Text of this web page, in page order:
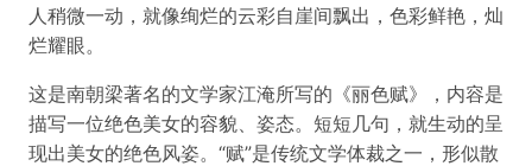
人稍微一动，就像绚烂的云彩自崖间飘出，色彩鲜艳，灿
烂耀眼。
这是南朝梁著名的文学家江淹所写的《丽色赋》，内容是
描写一位绝色美女的容貌、姿态。短短几句，就生动的呈
现出美女的绝色风姿。“赋”是传统文学体裁之一，形似散